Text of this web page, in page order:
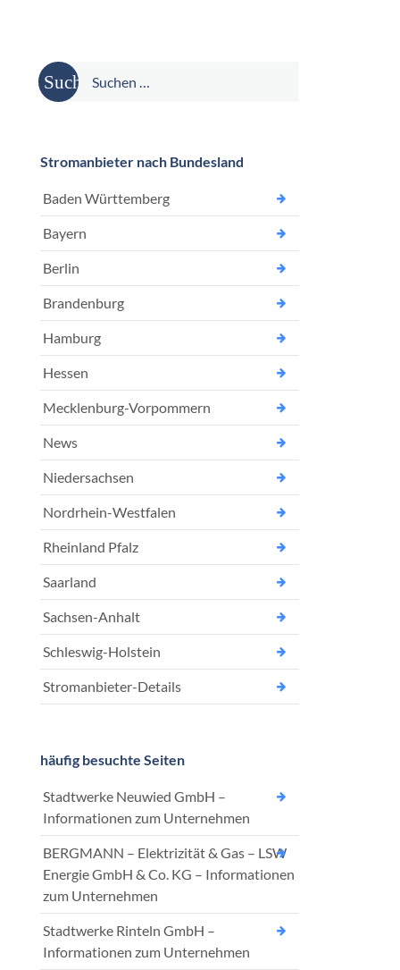
Suche
nach:
Stromanbieter nach Bundesland
Baden Württemberg
Bayern
Berlin
Brandenburg
Hamburg
Hessen
Mecklenburg-Vorpommern
News
Niedersachsen
Nordrhein-Westfalen
Rheinland Pfalz
Saarland
Sachsen-Anhalt
Schleswig-Holstein
Stromanbieter-Details
häufig besuchte Seiten
Stadtwerke Neuwied GmbH –
Informationen zum Unternehmen
BERGMANN – Elektrizität & Gas – LSW
Energie GmbH & Co. KG – Informationen
zum Unternehmen
Stadtwerke Rinteln GmbH –
Informationen zum Unternehmen